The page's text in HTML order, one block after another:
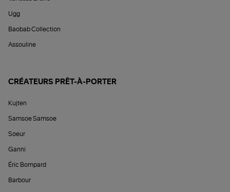
Ugg
Baobab Collection
Assouline
CRÉATEURS PRÊT-À-PORTER
Kujten
Samsoe Samsoe
Soeur
Ganni
Éric Bompard
Barbour